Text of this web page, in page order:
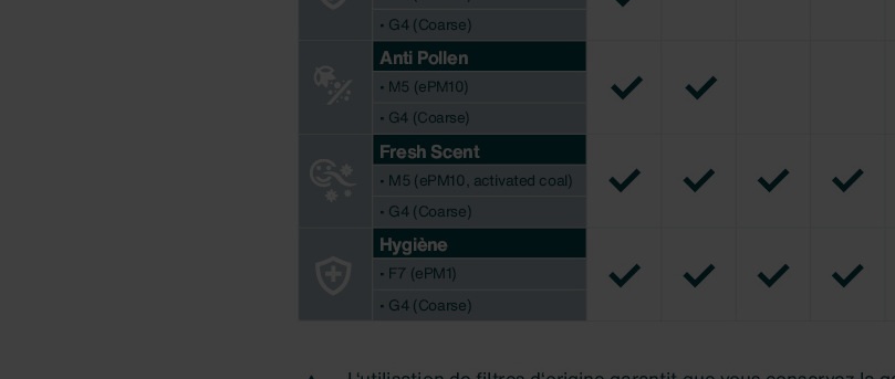
Datenschutzerklärung der Zehnder Group
Zehnder Group AG: Data Privacy
Zehnder Group België nv/sa: Déclarations de confidentialité
Zehnder Group Czech Republic s.r.o.: Zásady ochrany osobních údajů
Zehnder Group France: Protection des données
Zehnder Group Ibérica SAU: Política de privacidad
Zehnder Group Italia S.r.l.: Privacy
Zehnder Group İç Mekan İklimlendirme Sanayi ve Ticaret Limitet Şirketi: Web Sitesi
Zehnder Group Nederland bv: Privacyverklaringen
Zehnder Group Sales International: Privacy Policy
Zehnder Group Schweiz AG: Datenschutz